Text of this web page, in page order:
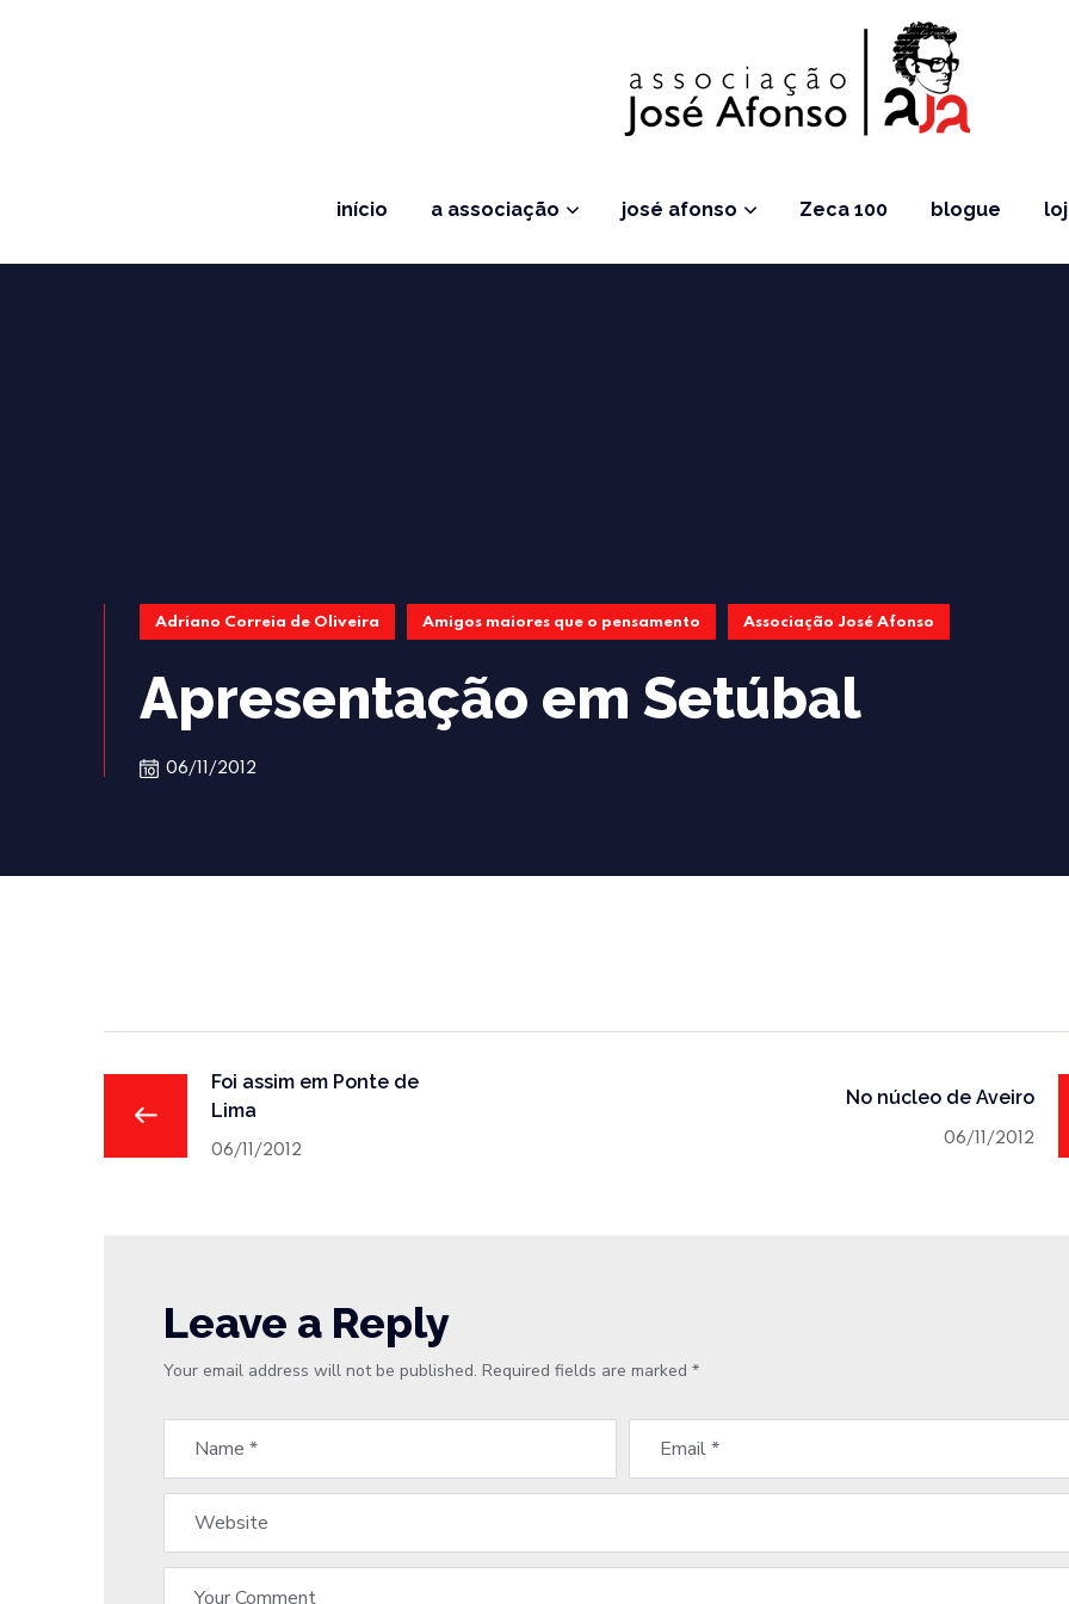
início a associação josé afonso Zeca 100 blogue
Adriano Correia de Oliveira Amigos maiores que o pensamento Associação José Afonso
Apresentação em Setúbal
06/11/2012
Foi assim em Ponte de
Lima
06/11/2012
No núcleo de Aveiro
06/11/2012
Leave a Reply
Your email address will not be published. Required fields are marked *